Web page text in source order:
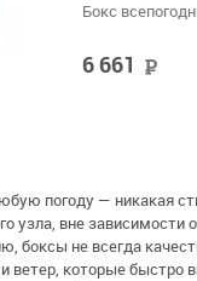
Бокс
6 661
погоду — никакая
узла, вне зависимости
боксы не всегда
ветер, которые быстро